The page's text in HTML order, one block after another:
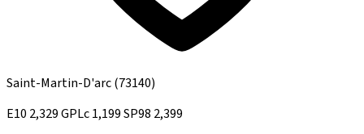
Saint-Martin-D'arc(73140)
E10 2,329GPLc1,199SP98 2,399